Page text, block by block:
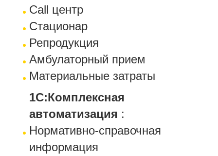
Call центр
Стационар
Репродукция
Амбулаторный прием
Материальные затраты
1С:Комплексная
автоматизация :
Нормативно-справочная
информация